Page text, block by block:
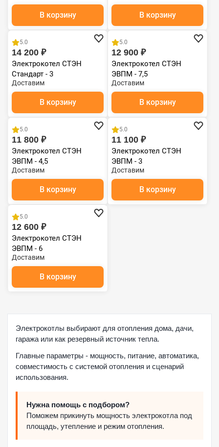
В корзину В корзину
5.0
14 200 ₽
Электрокотел СТЭН
Стандарт - 3
Доставим
В корзину
5.0
12 900 ₽
Электрокотел СТЭН
ЭВПМ - 7,5
Доставим
В корзину
5.0
11 800 ₽
Электрокотел СТЭН
ЭВПМ - 4,5
Доставим
В корзину
5.0
11 100 ₽
Электрокотел СТЭН
ЭВПМ - 3
Доставим
В корзину
5.0
12 600 ₽
Электрокотел СТЭН
ЭВПМ - 6
Доставим
В корзину
Электрокотлы выбирают для отопления дома, дачи,
гаража или как резервный источник тепла.
Главные параметры - мощность, питание, автоматика,
совместимость с системой отопления и сценарий
использования.
Нужна помощь с подбором?
Поможем прикинуть мощность электрокотла под
площадь, утепление и режим отопления.